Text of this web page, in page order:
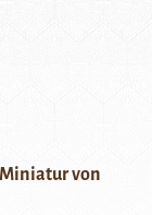
von